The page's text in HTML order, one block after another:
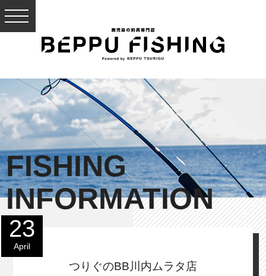
FISHING
INFORMATION
23
April
つりぐのBB川内ムラタ店